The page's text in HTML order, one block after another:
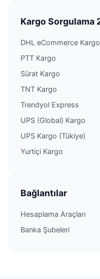
Kargo Sorgulama
DHL eCommerce Kargo
PTT Kargo
Sürat Kargo
TNT Kargo
Trendyol Express
UPS (Global) Kargo
UPS Kargo (Tükiye)
Yurtiçi Kargo
Bağlantılar
Hesaplama Araçları
Banka Şubeleri